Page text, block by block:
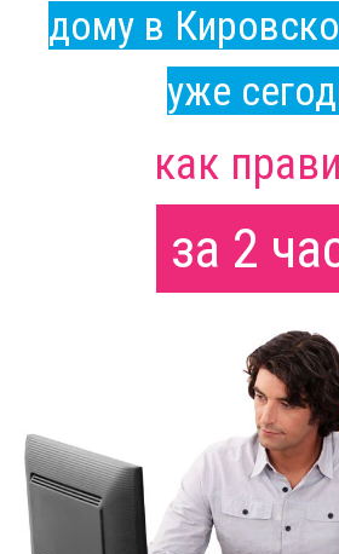
дому в
уже
как
за 2